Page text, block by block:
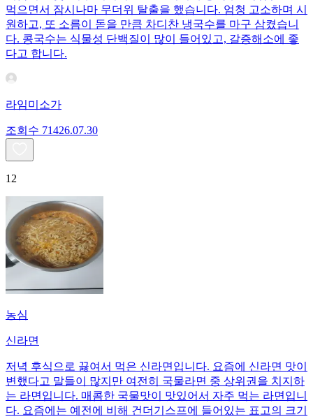
먹으면서 잠시나마 무더위 탈출을 했습니다. 엄청 고소하며 시
원하고, 또 소름이 돋을 만큼 차디찬 냉국수를 마구 삼켰습니
다. 콩국수는 식물성 단백질이 많이 들어있고, 갈증해소에 좋
다고 합니다.
라임미소가
조회수 71426.07.30
12
농심
신라면
저녁 후식으로 끓여서 먹은 신라면입니다. 요즘에 신라면 맛이
변했다고 말들이 많지만 여전히 국물라면 중 상위권을 치지하
는 라면입니다. 매콤한 국물맛이 맛있어서 자주 먹는 라면입니
다. 요즘에는 예전에 비해 건더기스프에 들어있는 표고의 크기